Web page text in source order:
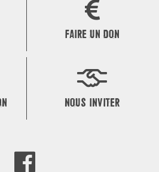
FAIRE UN DON
NOUS INVITER